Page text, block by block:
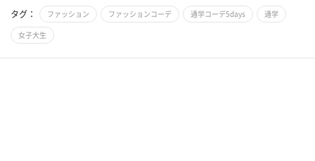
タグ： ファッション ファッションコーデ 通学コーデ5days 通学
女子大生